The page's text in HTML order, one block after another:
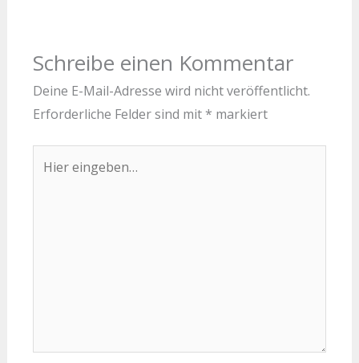
Schreibe einen Kommentar
Deine E-Mail-Adresse wird nicht veröffentlicht.
Erforderliche Felder sind mit * markiert
eingeben…